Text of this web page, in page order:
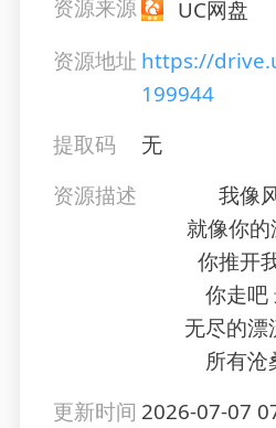
资源来源
UC网盘
资源地址 https://
199944
提取码
无
资源描述
我像
就像你
你推开
你走吧
无尽的漂
所有沧
更新时间 2026-07-07